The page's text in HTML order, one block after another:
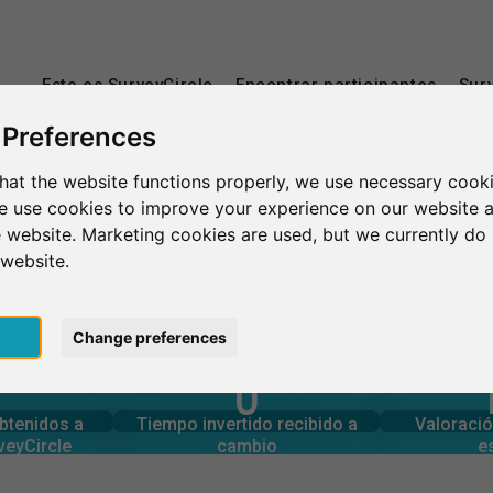
the website functions properly, we use necessary
use cookies to improve your experience on our website
website. Marketing cookies are used, but we currently
Change preferences
Esto es SurveyCircle Encontrar participantes
a
en 0
Tiempo invertido recibido a
cambio
0
Tiempo invertido en otros
estudios
Número